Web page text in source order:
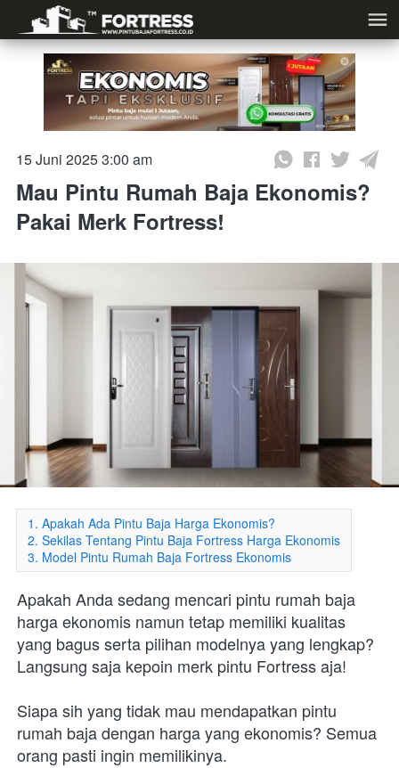
15 Juni 2025 3:00 am
Mau Pintu Rumah Baja Ekonomis?
Pakai Merk Fortress!
1. Apakah Ada Pintu Baja Harga Ekonomis?
2. Sekilas Tentang Pintu Baja Fortress Harga Ekonomis
3. Model Pintu Rumah Baja Fortress Ekonomis
Apakah Anda sedang mencari pintu rumah baja
harga ekonomis namun tetap memiliki kualitas
yang bagus serta pilihan modelnya yang lengkap?
Langsung saja kepoin merk pintu Fortress aja!
Siapa sih yang tidak mau mendapatkan pintu
rumah baja dengan harga yang ekonomis? Semua
orang pasti ingin memilikinya.